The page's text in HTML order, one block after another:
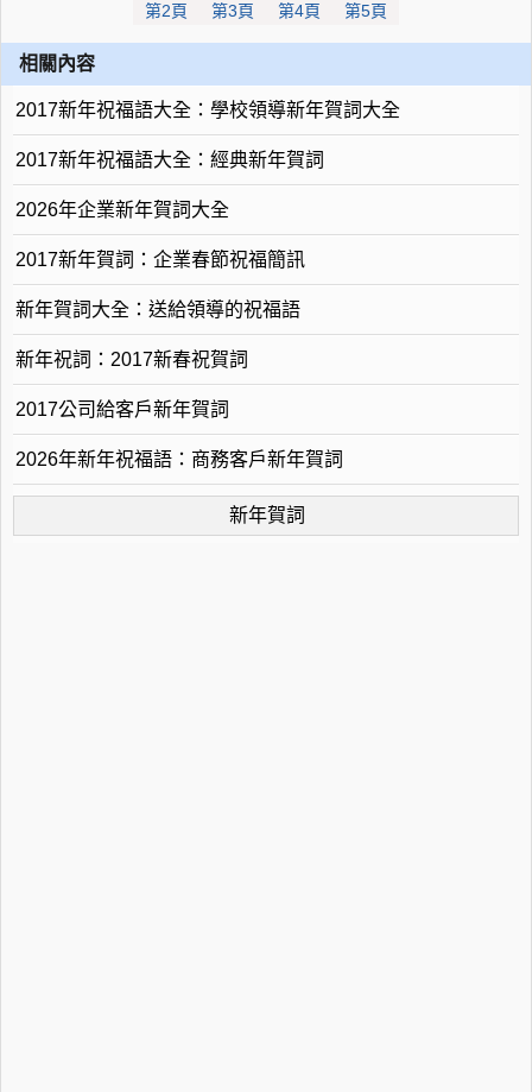
第2頁 第3頁 第4頁 第5頁
相關內容
2017新年祝福語大全：學校領導新年賀詞大全
2017新年祝福語大全：經典新年賀詞
2026年企業新年賀詞大全
2017新年賀詞：企業春節祝福簡訊
新年賀詞大全：送給領導的祝福語
新年祝詞：2017新春祝賀詞
2017公司給客戶新年賀詞
2026年新年祝福語：商務客戶新年賀詞
新年賀詞